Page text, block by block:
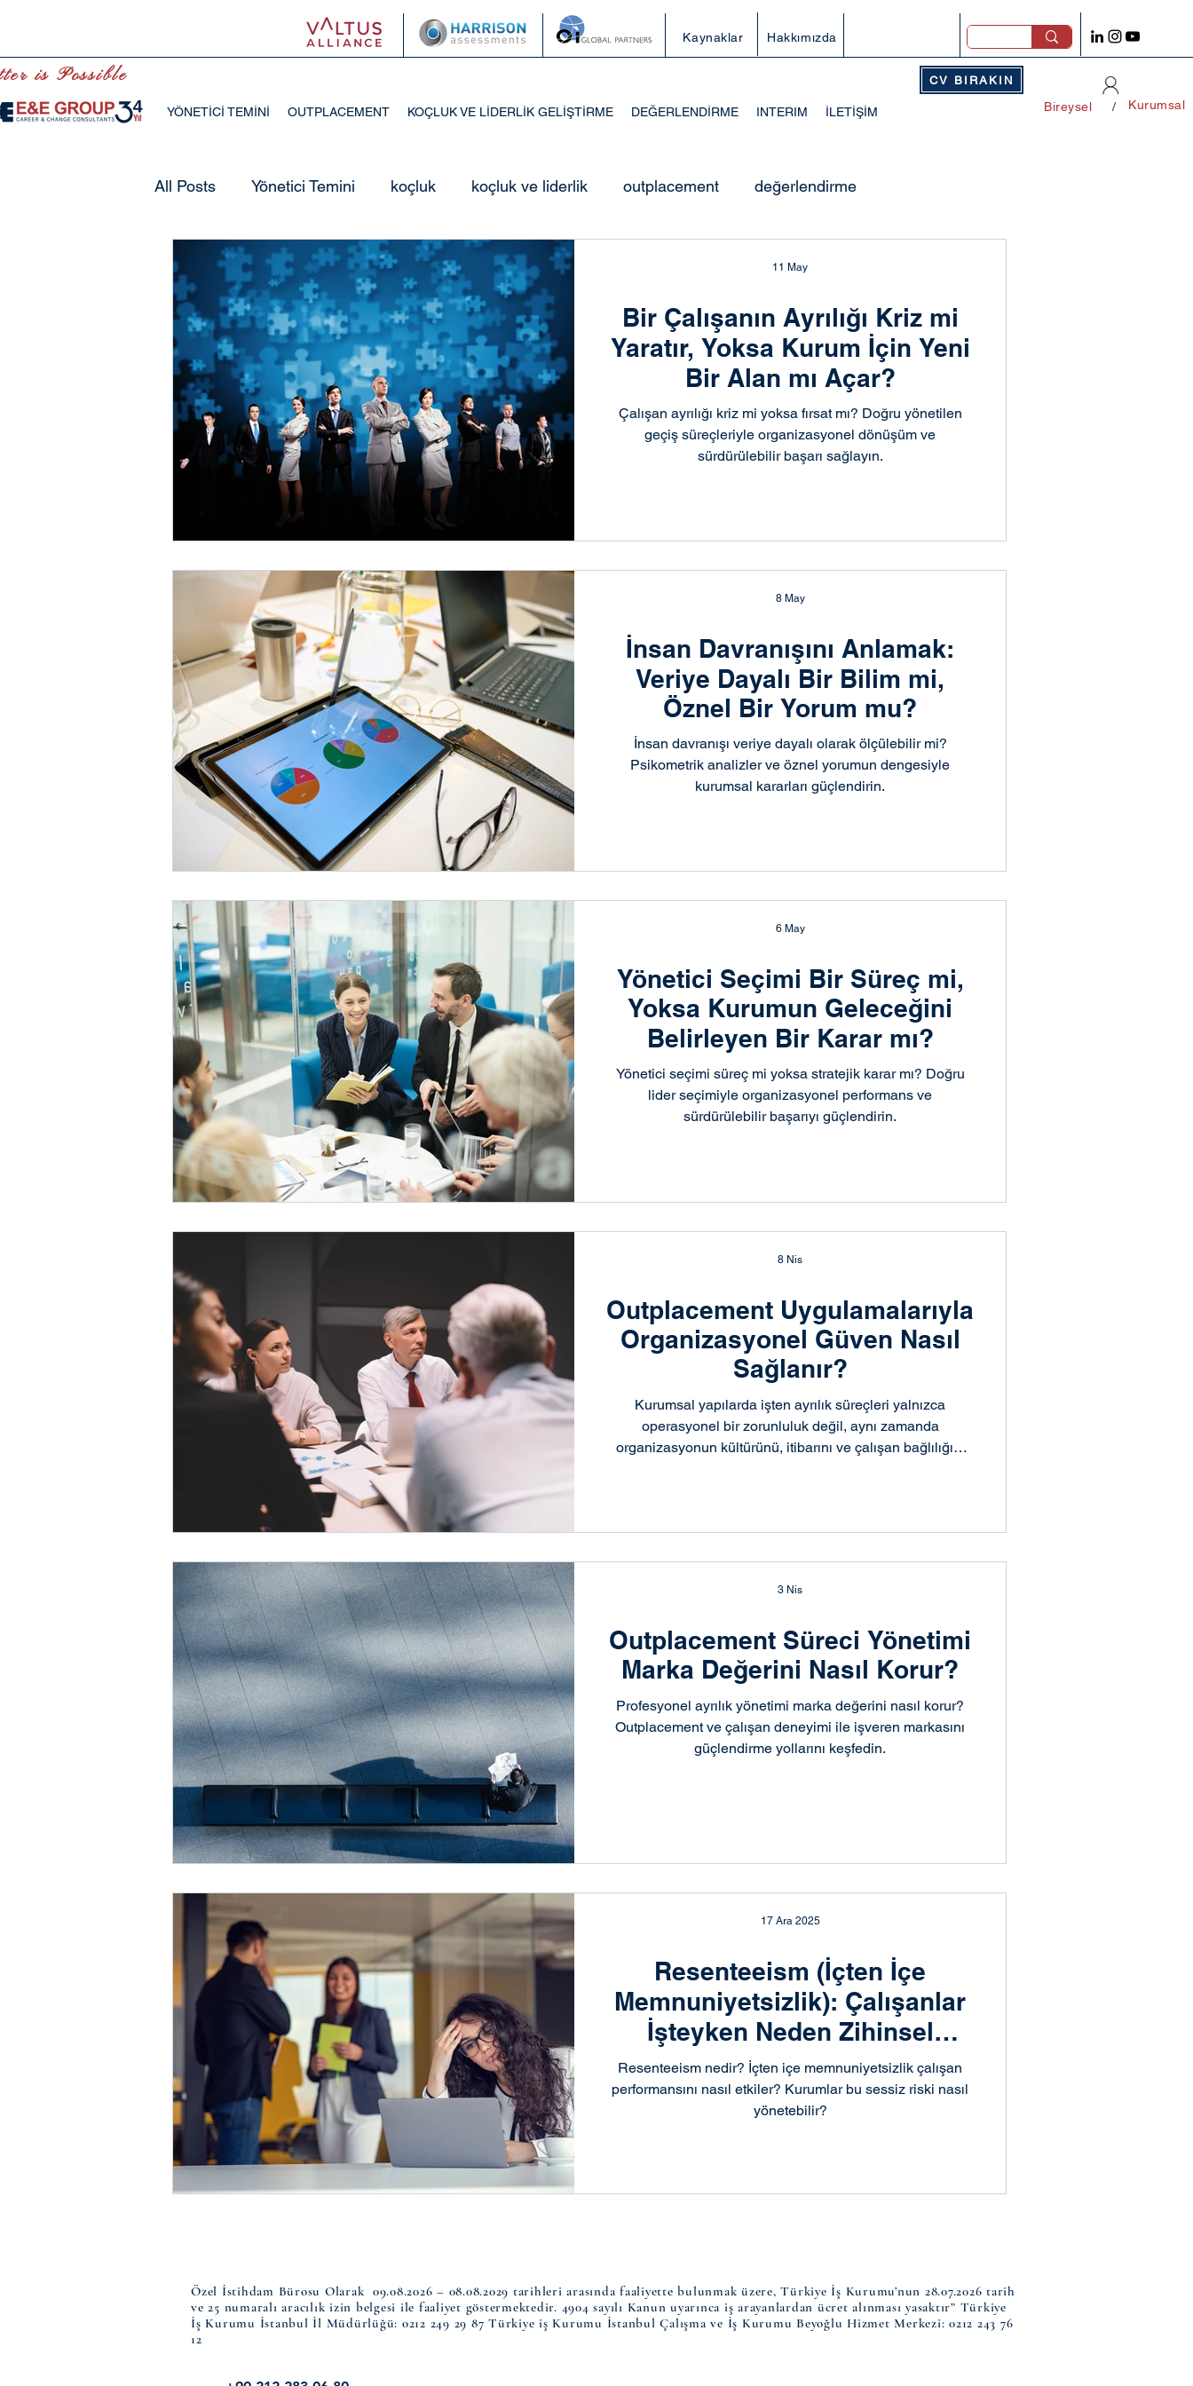
Kaynaklar Hakkımızda
is Possible CV BIRAKIN
YÖNETİCİ TEMİNİ OUTPLACEMENT KOÇLUK VE LİDERLİK GELİŞTİRME DEĞERLENDİRME INTERIM İLETİŞİM /
Bireysel Kurumsal
All Posts Yönetici Temini koçluk koçluk ve liderlik outplacement değerlendirme
ölçme ve değerlendirme Kariyer Yönetimi İnsan Kaynakları
yönetici yerleştirme yönetici yerleştirme şirketi Liderlik & Kurumsal Dönüşüm
Liderlik & İnsan Odaklı Yönetim Liderlik ve Yönetici Temini
İnsan Kaynakları ve Değerlendirme İnsan Kaynakları ve Organizasyonel
Kurumsal Performans & Yönetim Danış Executive Search & Liderlik Danışma
Kurum Kültürü & Organizasyonel Dönü Kurum Kültürü & İnsan Kaynakları
Strateji & Yönetim İnsan Kaynakları & Liderlik İnsan Kaynakları & Kurumsal Dönüşüm
Outplacement & Kariyer Geçiş Yöneti Outplacement & Kariyer Geçiş Yöneti
Kariyer Geçişleri & Outplacement Yönetici Temini & Liderlik
Bir Çalışanın Ayrılığı Kriz mi
Yaratır, Yoksa Kurum İçin Yeni
Bir Alan mı Açar?
Çalışan ayrılığı kriz mi yoksa fırsat mı? Doğru yönetilen
geçiş süreçleriyle organizasyonel dönüşüm ve
sürdürülebilir başarı sağlayın.
11 May
İnsan Davranışını Anlamak:
Veriye Dayalı Bir Bilim mi,
Öznel Bir Yorum mu?
İnsan davranışı veriye dayalı olarak ölçülebilir mi?
Psikometrik analizler ve öznel yorumun dengesiyle
kurumsal kararları güçlendirin.
8 May
Yönetici Seçimi Bir Süreç mi,
Yoksa Kurumun Geleceğini
Belirleyen Bir Karar mı?
Yönetici seçimi süreç mi yoksa stratejik karar mı? Doğru
lider seçimiyle organizasyonel performans ve
sürdürülebilir başarıyı güçlendirin.
6 May
Outplacement Uygulamalarıyla
Organizasyonel Güven Nasıl
Sağlanır?
Kurumsal yapılarda işten ayrılık süreçleri yalnızca
operasyonel bir zorunluluk değil, aynı zamanda
organizasyonun kültürünü, itibarını ve çalışan bağlılığını
şekillendirir. Outplacement uygulamaları, bu hassas süreci
8 Nis
Outplacement Süreci Yönetimi
Marka Değerini Nasıl Korur?
Profesyonel ayrılık yönetimi marka değerini nasıl korur?
Outplacement ve çalışan deneyimi ile işveren markasını
güçlendirme yollarını keşfedin.
3 Nis
Resenteeism (İçten İçe
Memnuniyetsizlik): Çalışanlar
İşteyken Neden Zihinsel
Olarak Yoktur?
Resenteeism nedir? İçten içe memnuniyetsizlik çalışan
performansını nasıl etkiler? Kurumlar bu sessiz riski nasıl
yönetebilir?
17 Ara 2025
Özel İstihdam Bürosu Olarak 09.08.2026 – 08.08.2029 tarihleri arasında faaliyette bulunmak üzere, Türkiye İş Kurumu’nun 28.07.2026 tarih
ve 25 numaralı aracılık izin belgesi ile faaliyet göstermektedir. 4904 sayılı Kanun uyarınca iş arayanlardan ücret alınması yasaktır” Türkiye
İş Kurumu İstanbul İl Müdürlüğü: 0212 249 29 87 Türkiye iş Kurumu İstanbul Çalışma ve İş Kurumu Beyoğlu Hizmet Merkezi: 0212 243 76
12